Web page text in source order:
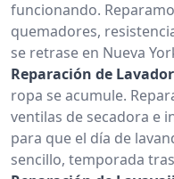
funcionando.
quemadores,
se retrase en Nueva
Reparación de
ropa se acumule.
ventilas de secadora e
para que el día de
sencillo, temporada